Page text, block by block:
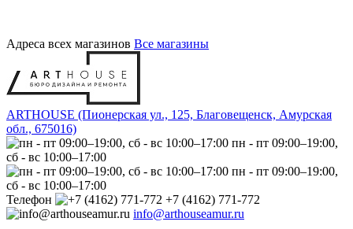
Адреса всех магазинов Все магазины
ARTHOUSE (Пионерская ул., 125, Благовещенск, Амурская
обл., 675016)
пн - пт 09:00–19:00,
сб - вс 10:00–17:00
пн - пт 09:00–19:00,
сб - вс 10:00–17:00
Телефон
+7 (4162) 771-772
info@arthouseamur.ru